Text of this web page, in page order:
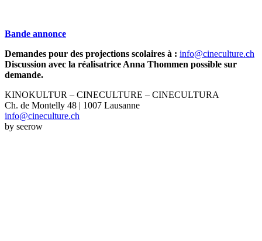
Bande annonce
Demandes pour des projections scolaires à : info@cineculture.ch
Discussion avec la réalisatrice Anna Thommen possible sur
demande.
KINOKULTUR – CINECULTURE – CINECULTURA
Ch. de Montelly 48 | 1007 Lausanne
info@cineculture.ch
by seerow